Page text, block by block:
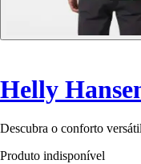
Helly
Descubra o conforto
Produto indisponível